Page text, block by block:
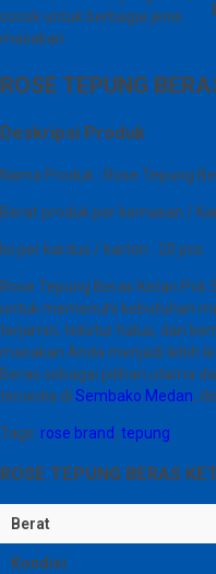
cocok untuk berbagai jenis
masakan.
ROSE TEPUNG
Deskripsi Produk
Nama Produk : Rose Tepung
Berat produk per kemasan /
Isi per kardus / karton : 20 pcs
Rose Tepung Beras Ketan
untuk memenuhi kebutuhan
terjamin, tekstur halus, dan
masakan Anda menjadi lebih
Beras sebagai pilihan utama
tersedia di Sembako Medan,
Tags: rose brand, tepung
ROSE TEPUNG BERAS
Berat
Kondisi